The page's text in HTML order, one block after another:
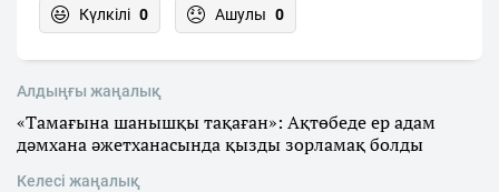
Күлкілі 0 Ашулы 0
Алдыңғы жаңалық
«Тамағына шанышқы тақаған»: Ақтөбеде ер адам
дәмхана әжетханасында қызды зорламақ болды
Келесі жаңалық